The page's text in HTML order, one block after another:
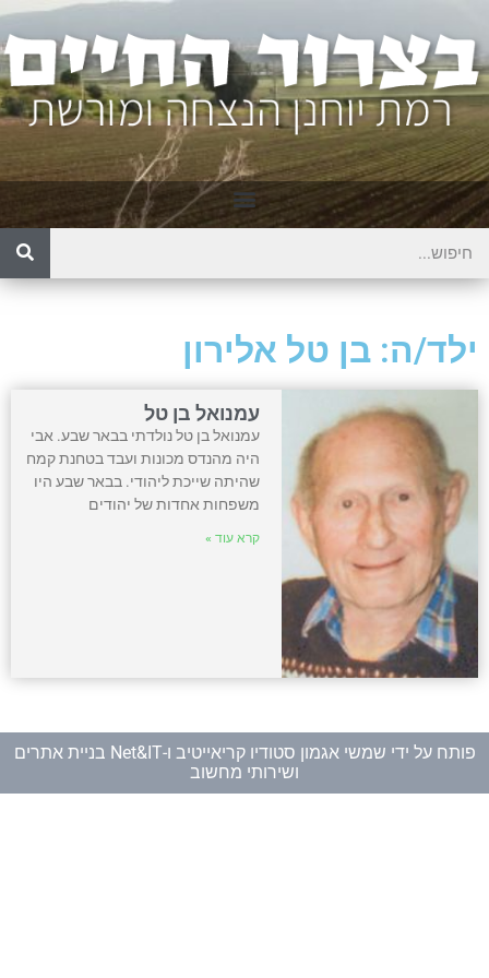
ילד/ה: בן טל אלירון
עמנואל בן טל
עמנואל בן טל נולדתי בבאר שבע. אבי
היה מהנדס מכונות ועבד בטחנת קמח
שהיתה שייכת ליהודי. בבאר שבע היו
משפחות אחדות של יהודים
קרא עוד »
פותח על ידי שמשי אגמון סטודיו קריאייטיב ו-
Net&IT בניית אתרים
ושירותי מחשוב